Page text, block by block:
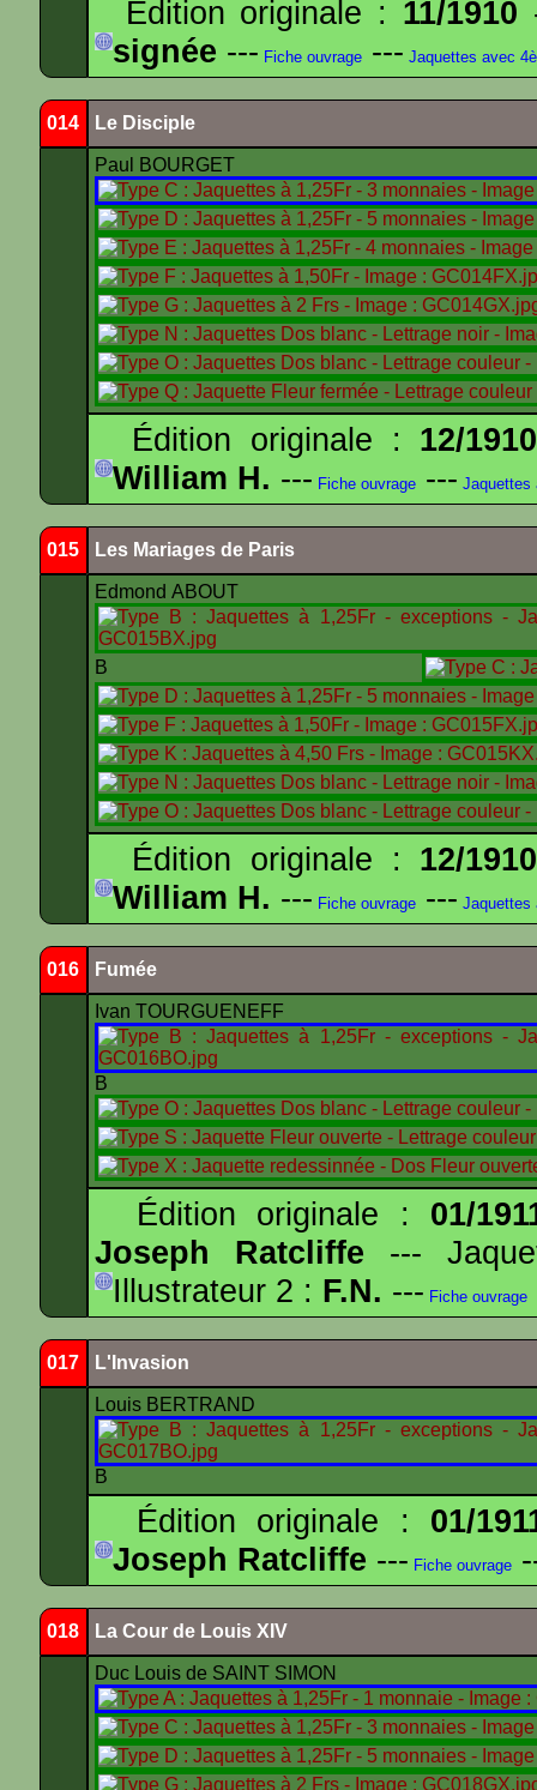
Édition originale : 11/1910
signée --- Fiche ouvrage --- Jaquettes avec
014 Le Disciple
Paul BOURGET
Édition originale : 12/1910
William H. --- Fiche ouvrage --- Jaquettes
015 Les Mariages de Paris
Edmond ABOUT
B
Édition originale : 12/1910
William H. --- Fiche ouvrage --- Jaquettes
016 Fumée
Ivan TOURGUENEFF
B
Édition originale : 01/
Joseph Ratcliffe ---
Illustrateur 2 : F.N. --- Fiche ouvrage
017 L'Invasion
Louis BERTRAND
B
Édition originale : 01/
Joseph Ratcliffe --- Fiche ouvrage
018 La Cour de Louis XIV
Duc Louis de SAINT SIMON